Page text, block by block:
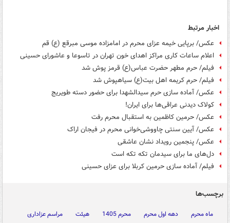
اخبار مرتبط
عکس/ برپایی خیمه عزای محرم در امامزاده موسی مبرقع (ع) قم
اعلام ساعات کاری مراکز اهدای خون تهران در تاسوعا و عاشورای حسینی
فیلم/ حرم مطهر حضرت عباس(ع) قرمز پوش شد
فیلم/ حرم کریمه اهل بیت(ع) سیاهپوش شد
عکس/ آماده سازی حرم سیدالشهدا برای حضور دسته طویریج
کولاک دیدنی عراقی‌ها برای ایران!
عکس/ حرمین کاظمین به استقبال محرم رفت
عکس/ آیین سنتی چاووشی‌خوانی محرم در فیجان اراک
عکس/ پنجمین رویداد نشان عاشقی
دل‌های ما برای سیدمان تکه تکه است
فیلم/ آماده سازی حرمین کربلا برای عزای حسینی
برچسب‌ها
ماه محرم دهه اول محرم محرم 1405 هیئت
مراسم عزاداری